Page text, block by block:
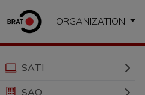
ORGANIZATION
SATI